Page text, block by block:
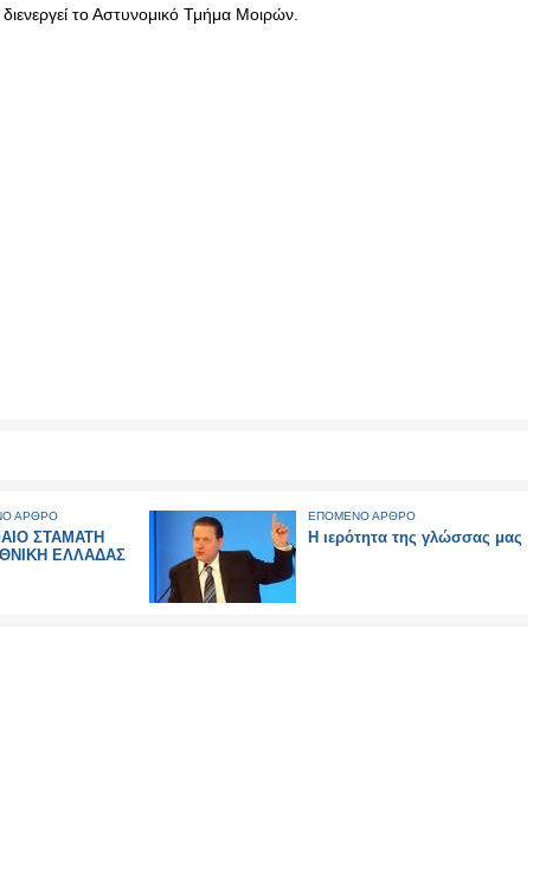
το Αστυνομικό Τμήμα Μοιρών.
ΑΡΘΡΟ
ΣΤΑΜΑΤΗ
ΕΛΛΑΔΑΣ
ΕΠΟΜΕΝΟ ΑΡΘΡΟ
Η ιερότητα της γλώσσας μας